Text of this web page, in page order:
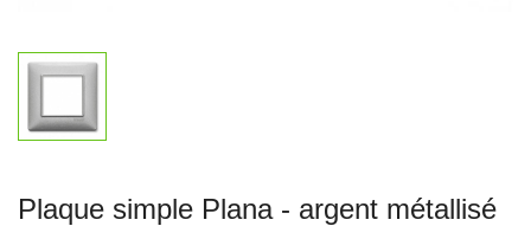
Plaque simple Plana - argent métallisé